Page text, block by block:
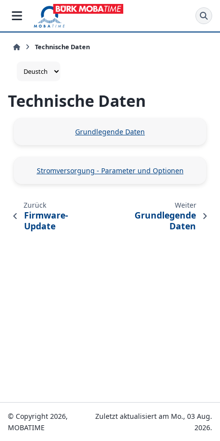
Technische Daten
Technische Daten
Grundlegende Daten
Stromversorgung - Parameter und Optionen
Zurück
Firmware-
Update
Weiter
Grundlegende
Daten
© Copyright 2026,
MOBATIME
Zuletzt aktualisiert am Mo., 03 Aug.
2026.